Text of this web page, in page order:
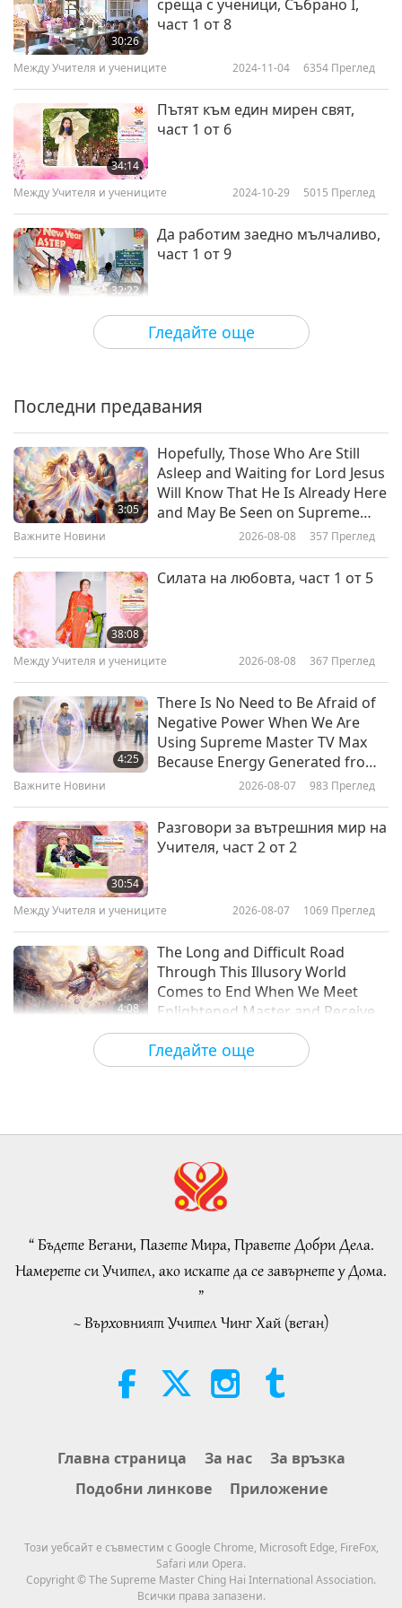
10
Двамата приятели, част 10 от
Между Учителя и учениците 2022-05-29 4591Преглед
Гледайте още
30:26
среща с ученици, Събрано I,
част 1 от 8
Между Учителя и учениците 2024-11-04 6354 Преглед
34:14
Пътят към един мирен свят,
част 1 от 6
Между Учителя и учениците 2024-10-29 5015 Преглед
32:22
Да работим заедно мълчаливо,
част 1 от 9
Между Учителя и учениците 2024-10-20 5460
32:52
възмездие, част 1 от 5
Правилното решение избягва
навреждането на другите, част
1 от 2
26:58
Къде да намерите убежище в
добрите религиозни традиции,
част 1 от 11
32:29
The Zealous Ghost Falsely
Гледайте още
Последни предавания
3:05
Hopefully, Those Who Are Still
Asleep and Waiting for Lord Jesus
Will Know That He Is Already Here
and May Be Seen on Supreme
Master Television
Важните Новини 2026-08-08 357 Преглед
38:08
Силата на любовта, част 1 от 5
Между Учителя и учениците 2026-08-08 367 Преглед
4:25
There Is No Need to Be Afraid of
Negative Power When We Are
Using Supreme Master TV Max
Because Energy Generated from
It Is Far More Powerful than Any
Важните Новини 2026-08-07 983 Преглед
30:54
Разговори за вътрешния мир на
Учителя, част 2 от 2
Между Учителя и учениците 2026-08-07 1069 Преглед
4:08
The Long and Difficult Road
Through This Illusory World
Comes to End When We Meet
Enlightened Master and Receive
Initiation
Важните Новини 2026-08-06 1059
35:06
21:43
Islamic Ethics on Water:
of 2
Слова на Мъдростта 2026-08-06 Преглед
19:47
Tammy Fry (vegan): Planting
of 2
Разговори за вътрешния мир на
Учителя, част 1 от 2
Spanish court upholds rights of
vegan meat producer in legal
“ Бъдете Вегани, Пазете Мира, Правете Добри Дела.
Намерете си Учител, ако искате да се завърнете у Дома.
”
~ Върховният Учител Чинг Хай (веган)
Главна страница За нас
За връзка
Подобни линкове
Приложение
Този уебсайт е съвместим с Google Chrome, Microsoft Edge, FireFox,
Safari или Opera.
Copyright © The Supreme Master Ching Hai International Association.
Всички права запазени.